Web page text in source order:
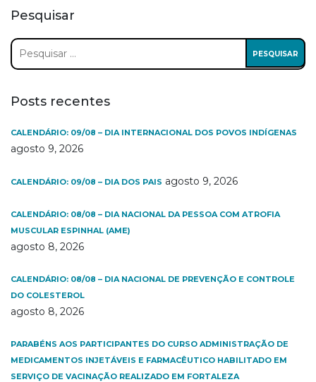
Pesquisar
Pesquisar
por:
Posts recentes
CALENDÁRIO: 09/08 – DIA INTERNACIONAL DOS POVOS INDÍGENAS
agosto 9, 2026
CALENDÁRIO: 09/08 – DIA DOS PAIS agosto 9, 2026
CALENDÁRIO: 08/08 – DIA NACIONAL DA PESSOA COM ATROFIA
MUSCULAR ESPINHAL (AME)
agosto 8, 2026
CALENDÁRIO: 08/08 – DIA NACIONAL DE PREVENÇÃO E CONTROLE
DO COLESTEROL
agosto 8, 2026
PARABÉNS AOS PARTICIPANTES DO CURSO ADMINISTRAÇÃO DE
MEDICAMENTOS INJETÁVEIS E FARMACÊUTICO HABILITADO EM
SERVIÇO DE VACINAÇÃO REALIZADO EM FORTALEZA